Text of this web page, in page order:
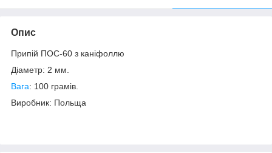
Опис
Припій ПОС-60 з каніфоллю
Діаметр: 2 мм.
Вага: 100 грамів.
Виробник: Польща